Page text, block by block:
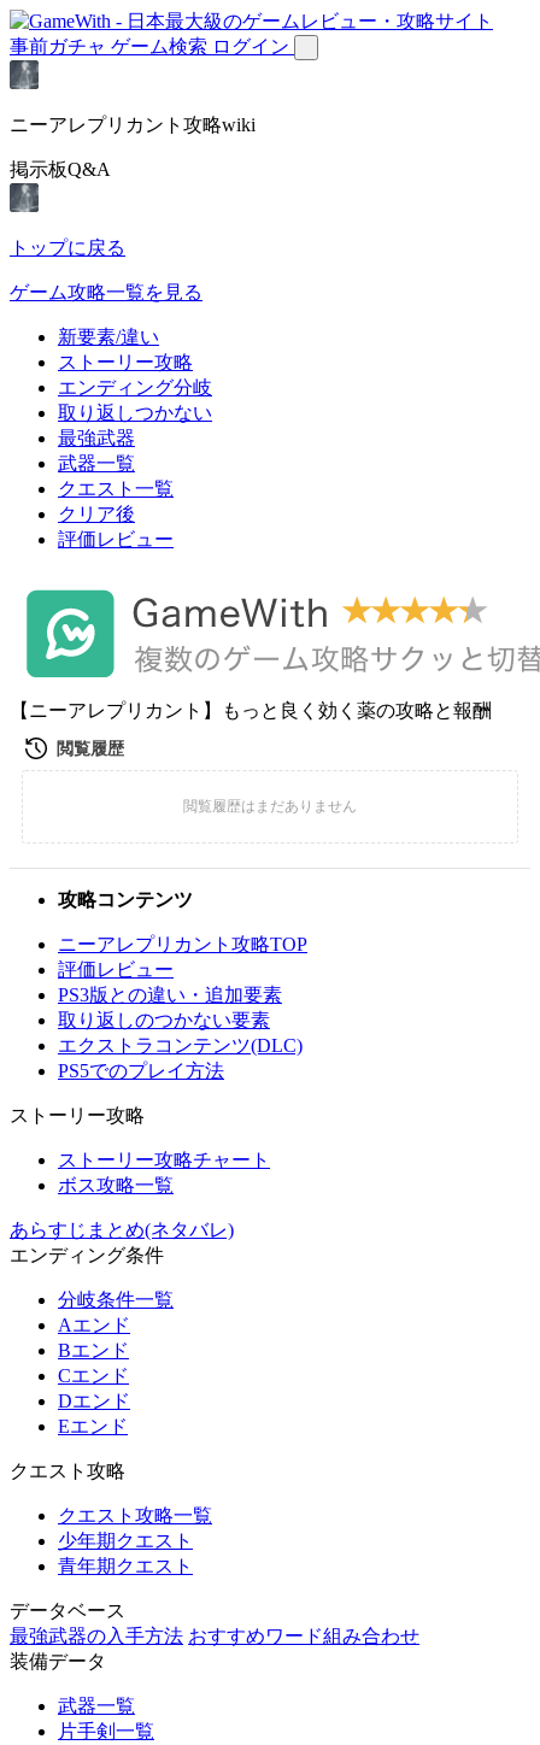
事前ガチャ ゲーム検索 ログイン
ニーアレプリカント攻略wiki
掲示板Q&A
トップに戻る
ゲーム攻略一覧を見る
新要素/違い
ストーリー攻略
エンディング分岐
取り返しつかない
最強武器
武器一覧
クエスト一覧
クリア後
評価レビュー
【ニーアレプリカント】もっと良く効く薬の攻略と報酬
攻略コンテンツ
ニーアレプリカント攻略TOP
評価レビュー
PS3版との違い・追加要素
取り返しのつかない要素
エクストラコンテンツ(DLC)
PS5でのプレイ方法
ストーリー攻略
ストーリー攻略チャート
ボス攻略一覧
あらすじまとめ(ネタバレ)
エンディング条件
分岐条件一覧
Aエンド
Bエンド
Cエンド
Dエンド
Eエンド
クエスト攻略
クエスト攻略一覧
少年期クエスト
青年期クエスト
データベース
最強武器の入手方法 おすすめワード組み合わせ
装備データ
武器一覧
片手剣一覧